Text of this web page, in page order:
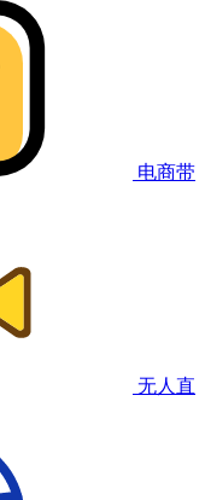
电商带
无人直